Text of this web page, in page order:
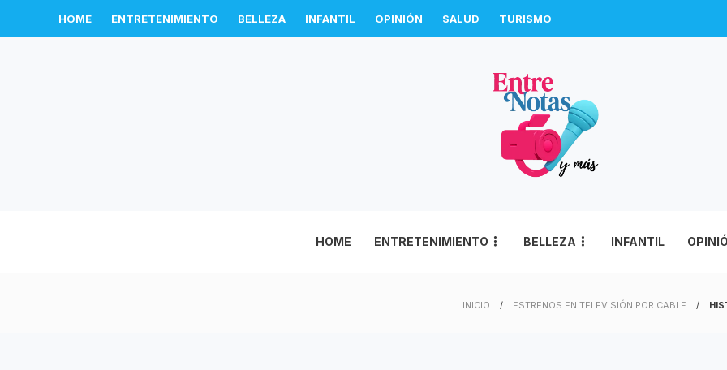
HOME ENTRETENIMIENTO BELLEZA INFANTIL OPINIÓN SALUD TURISMO
HOME ENTRETENIMIENTO BELLEZA INFANTIL
INICIO ESTRENOS EN TELEVISIÓN POR CABLE